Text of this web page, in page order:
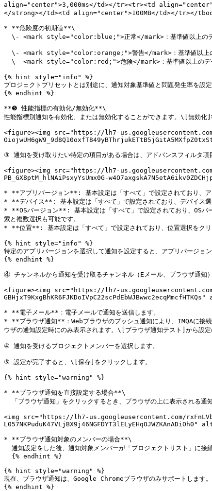
align="center">3,000ms</td></tr><tr><td
</strong></td><td align="center">100MB</td></tr></
* **危険度の初期値**\
{% hint style="info" %}
プロジェクトプリセットとは別途に、通知対象基準値と問題発生率を設定
{% endhint %}
**❺ 性能指標の有効化/無効化**\
性能指標別通知を有効化、または無効化することができます。\[無効
<figure><img src="https://lh7-us.googleusercontent.com/
③ 通知を受け取りたい特定の項目がある場合は、アドバンスフィルタ
<figure><img src="https://lh7-us.googleusercontent.com/
PB_GX8ptM_hlNAiPsxyYsUmx0G-
* **アプリバージョン**: 基本設定は「すべて」で設定されており、ア
* **デバイス**: 基本設定は「すべて」で設定されており、デバイス選
* **OSバージョン**: 基本設定は「すべて」で設定されており、OSバ
索と複数選択も可能です。
* **位置**: 基本設定は「すべて」で設定されており、位置選択をクリ
{% hint style="info" %}
特定のアプリバージョンを選択して通知を設定すると、アプリバージョ
{% endhint %}
④ チャンネルから通知を受け取るチャンネル（Eメール、ブラウザ通知）
<figure><img src="https://lh7-us.googleusercontent.com/
* **電子メール**：電子メールで通知を送信します。
* **ブラウザ通知**：Webブラウザのプッシュ通知により、IMQAに接
ウザの通知設定時にのみ表示されます。\[ブラウザ通知テスト]から設定
④ 通知を受けるプロジェクトメンバーを選択します。
⑤ 設定が完了すると、\[保存]をクリックします。
{% hint style="warning" %}
* **ブラウザ通知を直接設定する場合**\
<img src="https://lh7-us.googleusercontent.com/
* **ブラウザ通知対象のメンバーの場合**\
{% hint style="warning" %}
現在、ブラウザ通知は、Google Chromeブラウザのみサポートします。
{% endhint %}